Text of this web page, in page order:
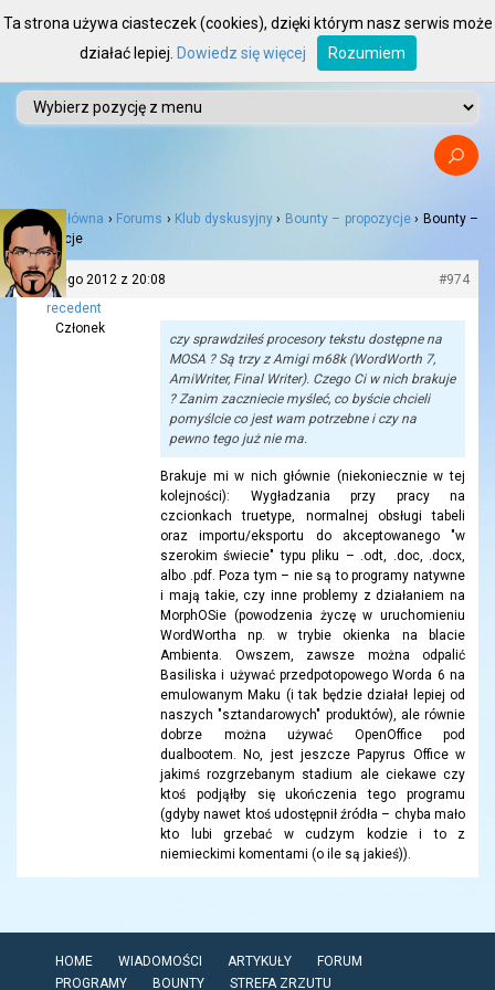
Strona główna › Forums › Klub dyskusyjny › Bounty – propozycje › Bounty –
propozycje
13 lutego 2012 z 20:08
#974
recedent
Członek
czy sprawdziłeś procesory tekstu dostępne na
MOSA ? Są trzy z Amigi m68k (WordWorth 7,
AmiWriter, Final Writer). Czego Ci w nich brakuje
? Zanim zaczniecie myśleć, co byście chcieli
pomyślcie co jest wam potrzebne i czy na
pewno tego już nie ma.
Brakuje mi w nich głównie (niekoniecznie w tej
kolejności): Wygładzania przy pracy na
czcionkach truetype, normalnej obsługi tabeli
oraz importu/eksportu do akceptowanego "w
szerokim świecie" typu pliku – .odt, .doc, .docx,
albo .pdf. Poza tym – nie są to programy natywne
i mają takie, czy inne problemy z działaniem na
MorphOSie (powodzenia życzę w uruchomieniu
WordWortha np. w trybie okienka na blacie
Ambienta. Owszem, zawsze można odpalić
Basiliska i używać przedpotopowego Worda 6 na
emulowanym Maku (i tak będzie działał lepiej od
naszych "sztandarowych" produktów), ale równie
dobrze można używać OpenOffice pod
dualbootem. No, jest jeszcze Papyrus Office w
jakimś rozgrzebanym stadium ale ciekawe czy
ktoś podjąłby się ukończenia tego programu
(gdyby nawet ktoś udostępnił źródła – chyba mało
kto lubi grzebać w cudzym kodzie i to z
niemieckimi komentami (o ile są jakieś)).
HOME WIADOMOŚCI ARTYKUŁY
FORUM
PROGRAMY
BOUNTY STREFA ZRZUTU
Ta strona używa ciasteczek (cookies), dzięki którym nasz serwis może
działać lepiej. Dowiedz się więcej Rozumiem